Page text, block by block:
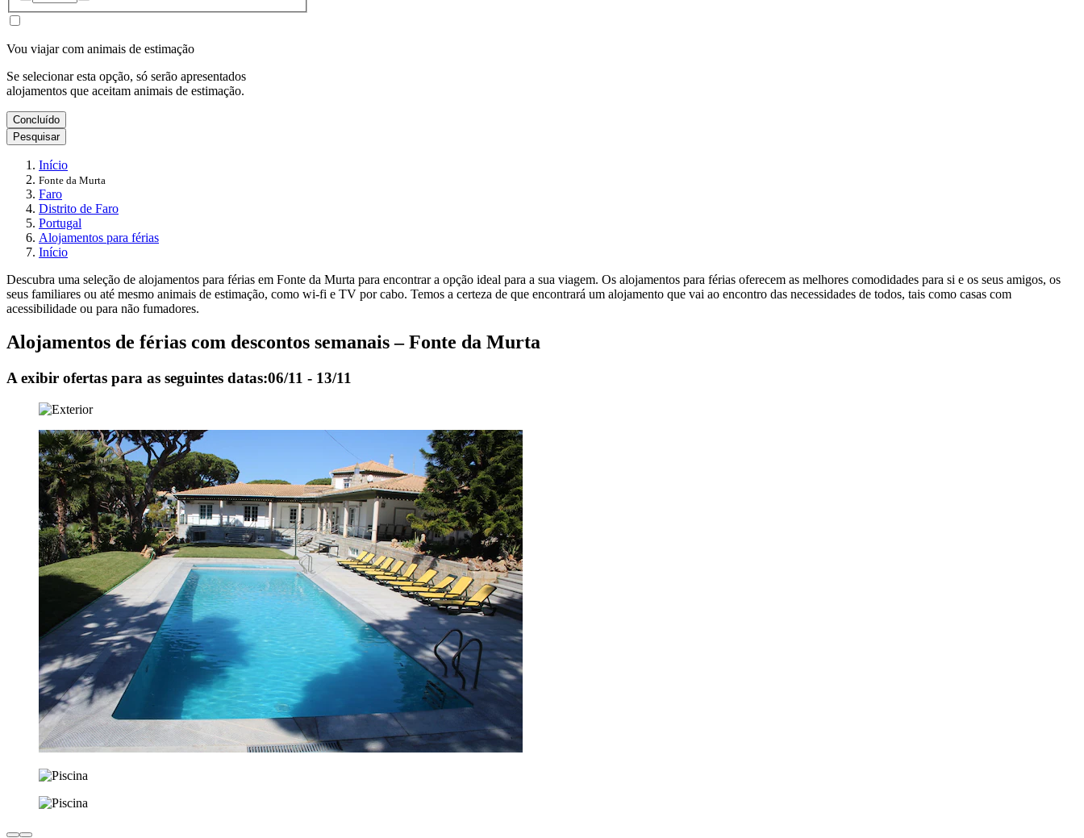
Vou viajar com animais de estimação
Se selecionar esta opção, só serão apresentados
alojamentos que aceitam animais de estimação.
Concluído
Pesquisar
Início
Fonte da Murta
Faro
Distrito de Faro
Portugal
Alojamentos para férias
Início
Descubra uma seleção de alojamentos para férias em Fonte da Murta para encontrar a opção ideal para a sua viagem. Os alojamentos para férias oferecem as melhores comodidades para si e os seus amigos, os
seus familiares ou até mesmo animais de estimação, como wi-fi e TV por cabo. Temos a certeza de que encontrará um alojamento que vai ao encontro das necessidades de todos, tais como casas com
acessibilidade ou para não fumadores.
Alojamentos de férias com descontos semanais – Fonte da Murta
A exibir ofertas para as seguintes datas:06/11 - 13/11